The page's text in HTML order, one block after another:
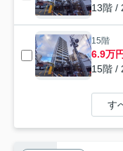
13階 /
15階
6.9万円
15階 /
す